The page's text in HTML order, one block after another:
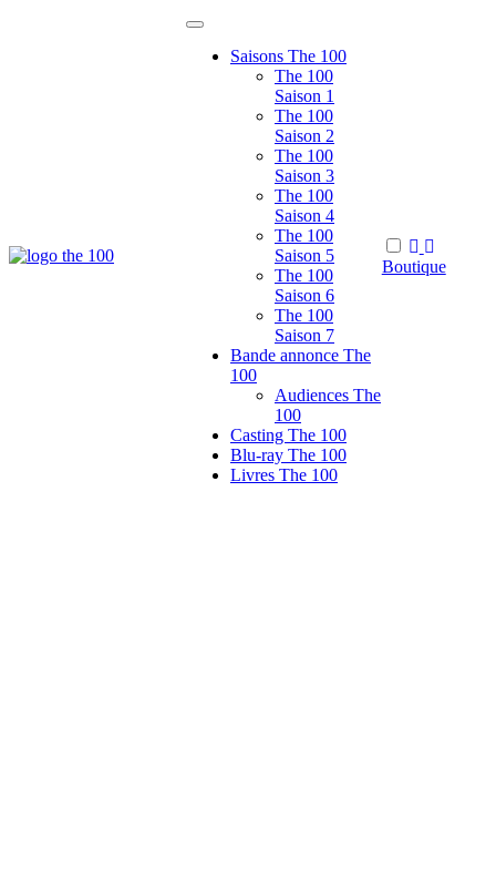
The 100 France
Le site de fans non officiel de la série tv
Saisons The 100
The 100
Saison 1
The 100
Saison 2
The 100
Saison 3
The 100
Saison 4
The 100
Saison 5
The 100
Saison 6
The 100
Saison 7
Bande annonce The
100
Audiences The
100
Casting The 100
Blu-ray The 100
Livres The 100
Boutique